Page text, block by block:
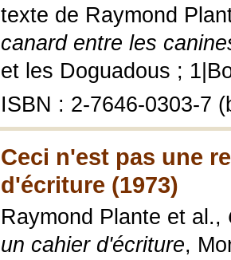
texte de Raymond
canard entre les
et les Doguadous ;
ISBN : 2-7646-0303-7
Ceci n'est pas une
d'écriture (1973)
Raymond Plante et al.,
un cahier d'écriture,